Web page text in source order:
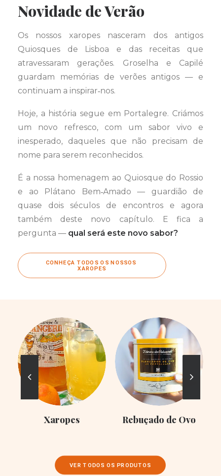
Novidade de Verão
Os nossos xaropes nasceram dos antigos
Quiosques de Lisboa e das receitas que
atravessaram gerações. Groselha e Capilé
guardam memórias de verões antigos — e
continuam a inspirar‑nos.
Hoje, a história segue em Portalegre. Criámos
um novo refresco, com um sabor vivo e
inesperado, daqueles que não precisam de
nome para serem reconhecidos.
É a nossa homenagem ao Quiosque do Rossio
e ao Plátano Bem‑Amado — guardião de
quase dois séculos de encontros e agora
também deste novo capítulo. E fica a
pergunta — qual será este novo sabor?
CONHEÇA TODOS OS NOSSOS
XAROPES
Xaropes Rebuçado de Ovo
VER TODOS OS PRODUTOS